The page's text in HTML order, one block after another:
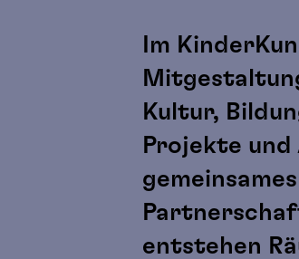
Im
Kultur,
Projekte
entstehen